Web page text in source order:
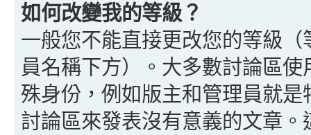
如何改變我的等級？
一般您不能直接更改您的等級
員名稱下方）。大多數討論區
殊身份，例如版主和管理員就
討論區來發表沒有意義的文章